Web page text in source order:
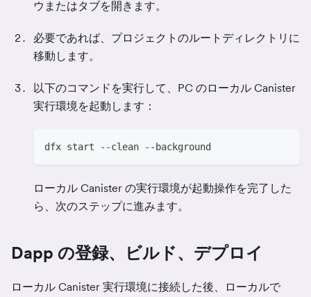
ウまたはタブを開きます。
必要であれば、プロジェクトのルートディレクトリに
移動します。
以下のコマンドを実行して、PC のローカル Canister
実行環境を起動します：
dfx start --clean --background
ローカル Canister の実行環境が起動操作を完了した
ら、次のステップに進みます。
Dapp の登録、ビルド、デプロイ
ローカル Canister 実行環境に接続した後、ローカルで